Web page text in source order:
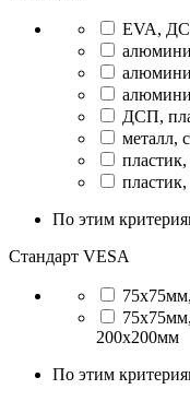
EVA,
ДСП,
металл,
пластик,
пластик,
По этим
Стандарт VESA
200x200мм
По этим